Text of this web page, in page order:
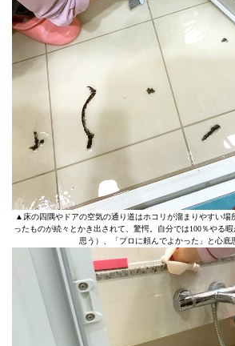
▲床の四隅やドアの空気の通り道はホコリが溜まりやすい場
ったものが続々とかき出されて、驚愕。自分では100％やる
思う）、「プロに頼んでよかった」と心底